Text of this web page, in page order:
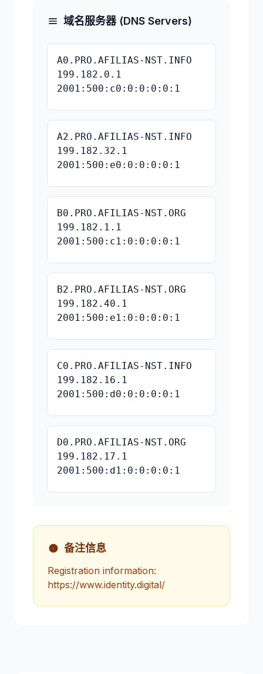
域名服务器 (DNS Servers)
A0.PRO.AFILIAS-NST.INFO
199.182.0.1
2001:500:c0:0:0:0:0:1
A2.PRO.AFILIAS-NST.INFO
199.182.32.1
2001:500:e0:0:0:0:0:1
B0.PRO.AFILIAS-NST.ORG
199.182.1.1
2001:500:c1:0:0:0:0:1
B2.PRO.AFILIAS-NST.ORG
199.182.40.1
2001:500:e1:0:0:0:0:1
C0.PRO.AFILIAS-NST.INFO
199.182.16.1
2001:500:d0:0:0:0:0:1
D0.PRO.AFILIAS-NST.ORG
199.182.17.1
2001:500:d1:0:0:0:0:1
备注信息
Registration information:
https://www.identity.digital/